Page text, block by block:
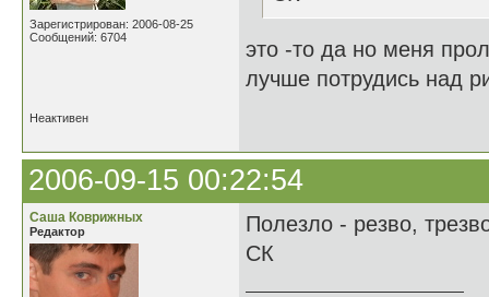
Зарегистрирован: 2006-08-25
Сообщений: 6704
это -то да но меня
лучше потрудись над
Неактивен
2006-09-15 00:22:54
Саша Коврижных
Редактор
Полезло - резво,
СК